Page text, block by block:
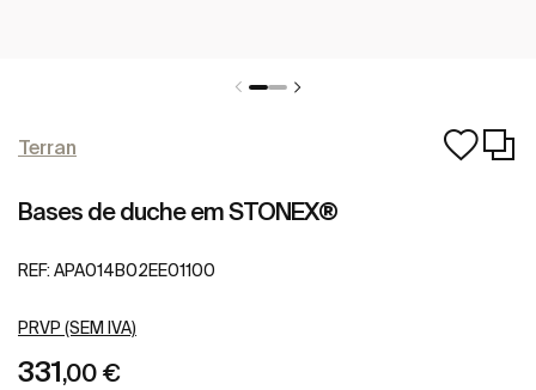
Terran
Bases de duche em STONEX®
REF: APA014B02EE01100
PRVP (SEM IVA)
331,00 €